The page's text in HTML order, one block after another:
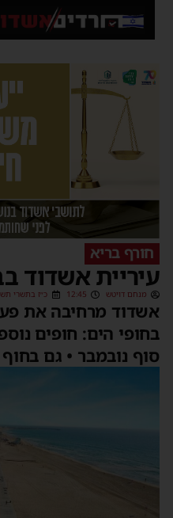
חורף בריא
אשדוד
מנחם דויטש 12:45 כ״ז בתשרי תשפ״ו (19/10/2025)
מרחיבה את
הים: חופים
נובמבר • גם בחוף